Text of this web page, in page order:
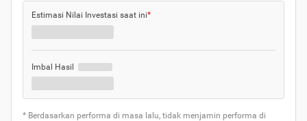
Estimasi Nilai Investasi saat ini*
Imbal Hasil
* Berdasarkan performa di masa lalu, tidak menjamin performa di